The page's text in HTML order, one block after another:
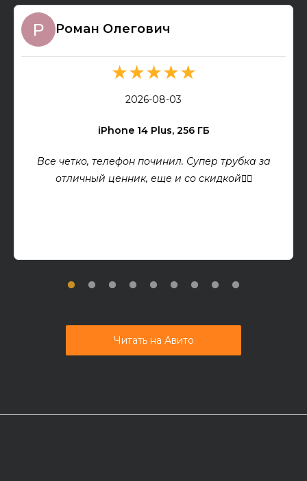
Роман Олегович
★★★★★
2026-08-03
iPhone 14 Plus, 256 ГБ
Все четко, телефон починил. Супер трубка за
отличный ценник, еще и со скидкой👍🏻
Читать на Авито